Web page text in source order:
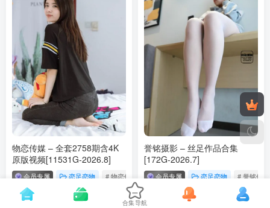
物恋传媒 – 全套2758期含4K
原版视频[11531G-2026.8]
会员专属 恋足恋物 # 物恋传媒
2026-08-05
誉铭摄影 – 丝足作品合集
[172G-2026.7]
会员专属 恋足恋物 # 誉铭传媒
2026-07-30 1.7W+
合集导航